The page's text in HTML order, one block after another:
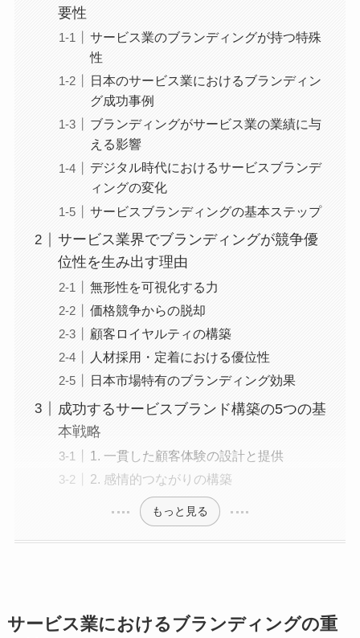
要性
サービス業のブランディングが持つ特殊
性
日本のサービス業におけるブランディン
グ成功事例
ブランディングがサービス業の業績に与
える影響
デジタル時代におけるサービスブランデ
ィングの変化
サービスブランディングの基本ステップ
サービス業界でブランディングが競争優
位性を生み出す理由
無形性を可視化する力
価格競争からの脱却
顧客ロイヤルティの構築
人材採用・定着における優位性
日本市場特有のブランディング効果
成功するサービスブランド構築の5つの基
本戦略
1. 一貫した顧客体験の設計と提供
2. 感情的つながりの構築
もっと見る
サービス業におけるブランディングの重